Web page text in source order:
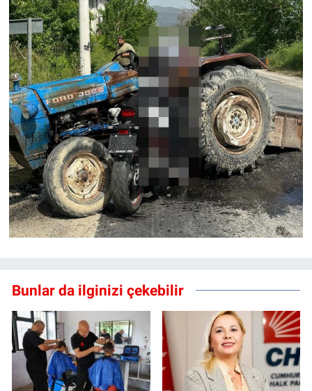
Bunlar da ilginizi çekebilir